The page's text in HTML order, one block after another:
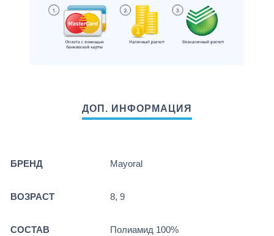
БРЕНД Mayoral
ВОЗРАСТ 8, 9
СОСТАВ Полиамид 100%